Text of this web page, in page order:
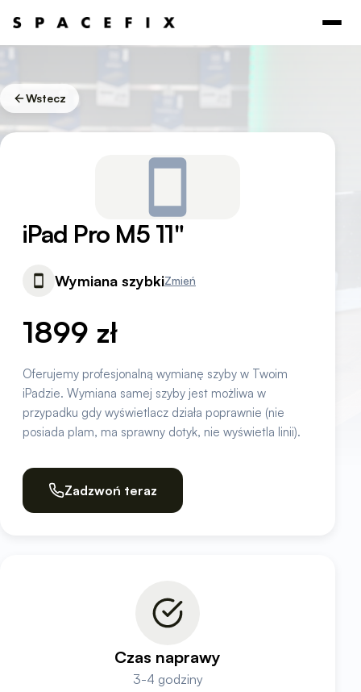
Wstecz
iPad Pro M5 11"
Wymiana szybkiZmień
1899 zł
Oferujemy profesjonalną wymianę szyby w Twoim
iPadzie. Wymiana samej szyby jest możliwa w
przypadku gdy wyświetlacz działa poprawnie (nie
posiada plam, ma sprawny dotyk, nie wyświetla linii).
Zadzwoń teraz
Czas naprawy
3-4 godziny